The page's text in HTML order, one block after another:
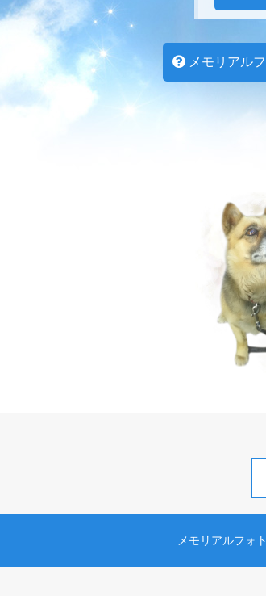
メモリアル
メモリアルフォ